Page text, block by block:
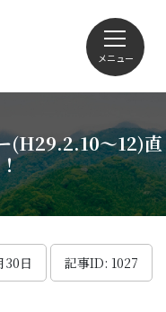
メニュー
(H29.2.10～12)直
30日 記事ID: 1027